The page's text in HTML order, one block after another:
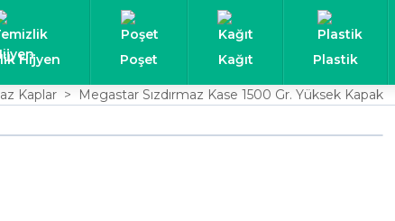
Hijyen Poşet Kağıt Plastik
Kaplar Megastar Sızdırmaz Kase 1500 Gr. Yüksek Kapak